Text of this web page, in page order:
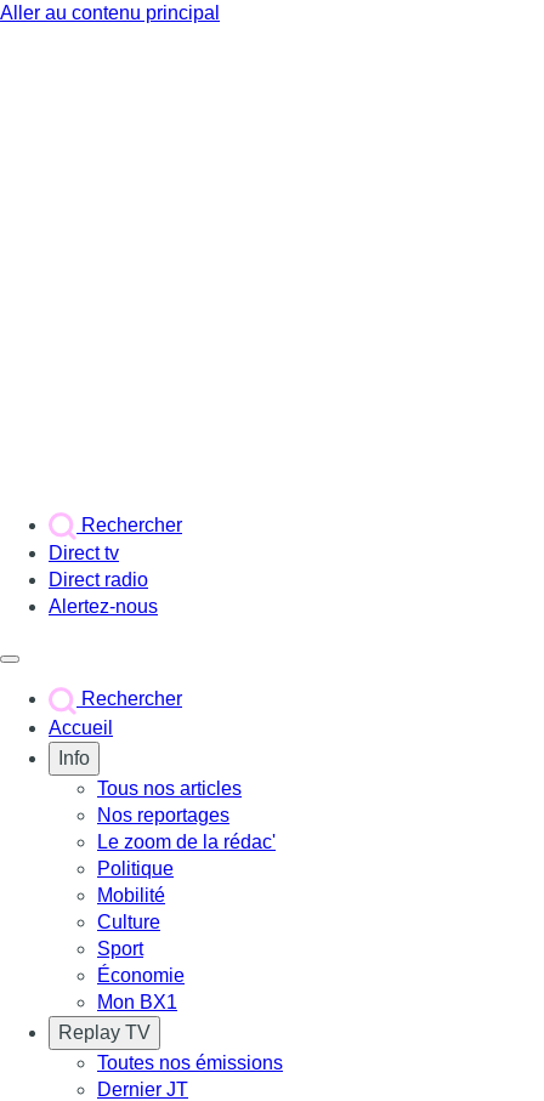
Aller au contenu principal
Rechercher
Direct tv
Direct radio
Alertez-nous
Rechercher
Accueil
Info
Tous nos articles
Nos reportages
Le zoom de la rédac'
Politique
Mobilité
Culture
Sport
Économie
Mon BX1
Replay TV
Toutes nos émissions
Dernier JT